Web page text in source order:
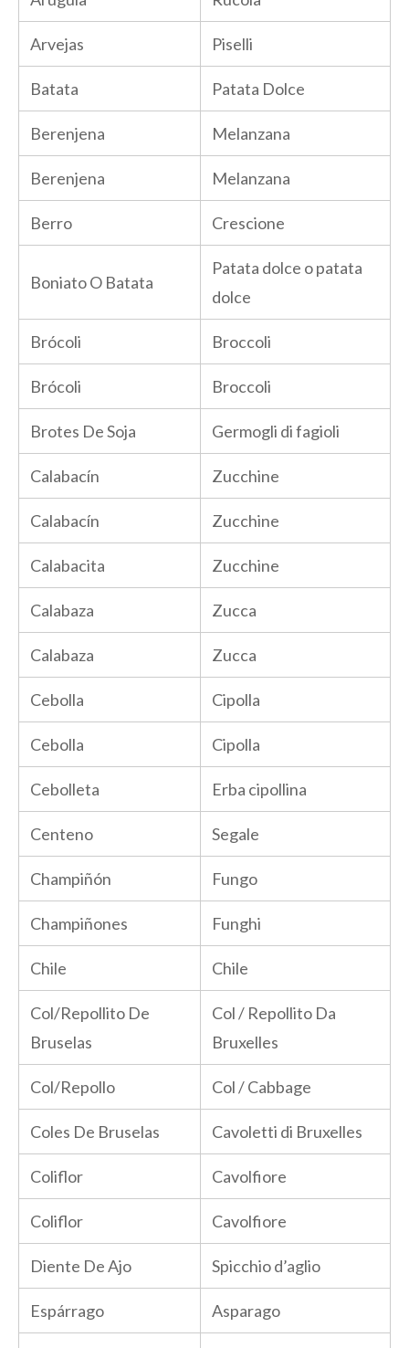
Arvejas Piselli
Batata Patata Dolce
Berenjena Melanzana
Berenjena Melanzana
Berro Crescione
Boniato O Batata
Patata dolce o patata
dolce
Brócoli Broccoli
Brócoli Broccoli
Brotes De Soja Germogli di fagioli
Calabacín Zucchine
Calabacín Zucchine
Calabacita Zucchine
Calabaza Zucca
Calabaza Zucca
Cebolla Cipolla
Cebolla Cipolla
Cebolleta Erba cipollina
Centeno Segale
Champiñón Fungo
Champiñones Funghi
Chile Chile
Col/Repollito De
Bruselas
Col / Repollito Da
Bruxelles
Col/Repollo Col / Cabbage
Coles De Bruselas Cavoletti di Bruxelles
Coliflor Cavolfiore
Coliflor Cavolfiore
Diente De Ajo Spicchio d’aglio
Espárrago Asparago